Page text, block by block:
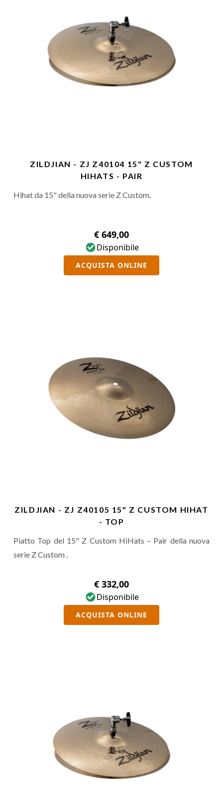
ZILDJIAN - ZJ Z40104 15" Z CUSTOM
HIHATS - PAIR
Hihat da 15" della nuova serie Z Custom.
€ 649,00
Disponibile
ACQUISTA ONLINE
ZILDJIAN - ZJ Z40105 15" Z CUSTOM HIHAT
- TOP
Piatto Top del 15" Z Custom HiHats – Pair della nuova
serie Z Custom .
€ 332,00
Disponibile
ACQUISTA ONLINE